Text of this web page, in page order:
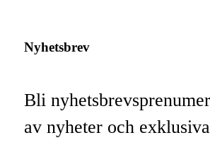
Nyhetsbrev
Bli
av nyheter och